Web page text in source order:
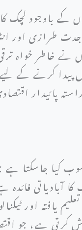
باوجود لچک
طرازی اور
نے خاطر
کرنے کے
پائیدار
کیا جاسکتا
یافتہ اور
ہے، جو